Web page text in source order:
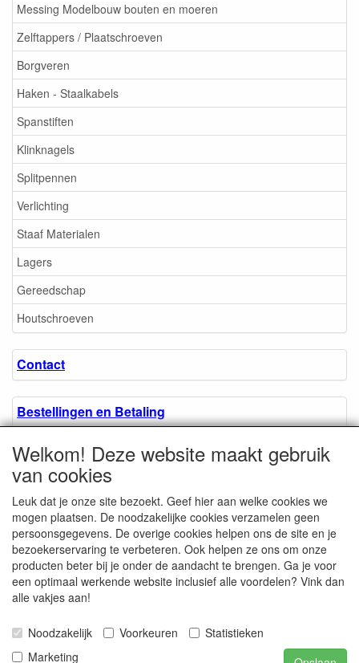
Messing Modelbouw bouten en moeren
Zelftappers / Plaatschroeven
Borgveren
Haken - Staalkabels
Spanstiften
Klinknagels
Splitpennen
Verlichting
Staaf Materialen
Lagers
Gereedschap
Houtschroeven
Contact
Bestellingen en Betaling
Algemene voorwaarden
Over ons.
Privacyverklaring
Microschroeven.nl
Chamber of Commerce
/ Kvk nr. 08205825
Welkom! Deze website maakt gebruik
van cookies
Leuk dat je onze site bezoekt. Geef hier aan welke cookies we
mogen plaatsen. De noodzakelijke cookies verzamelen geen
persoonsgegevens. De overige cookies helpen ons de site en je
bezoekerservaring te verbeteren. Ook helpen ze ons om onze
producten beter bij je onder de aandacht te brengen. Ga je voor
een optimaal werkende website inclusief alle voordelen? Vink dan
alle vakjes aan!
Noodzakelijk Voorkeuren
Statistieken
Marketing